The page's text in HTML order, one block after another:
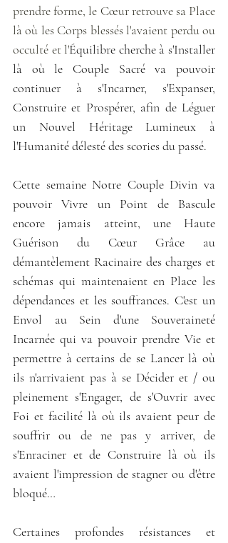
prendre forme, le Cœur retrouve sa Place
là où les Corps blessés l'avaient perdu ou
occulté et l'Équilibre cherche à s'Installer
là où le Couple Sacré va pouvoir
continuer à s'Incarner, s'Expanser,
Construire et Prospérer, afin de Léguer
un Nouvel Héritage Lumineux à
l'Humanité délesté des scories du passé.
Cette semaine Notre Couple Divin va
pouvoir Vivre un Point de Bascule
encore jamais atteint, une Haute
Guérison du Cœur Grâce au
démantèlement Racinaire des charges et
schémas qui maintenaient en Place les
dépendances et les souffrances. C'est un
Envol au Sein d'une Souveraineté
Incarnée qui va pouvoir prendre Vie et
permettre à certains de se Lancer là où
ils n'arrivaient pas à se Décider et / ou
pleinement s'Engager, de s'Ouvrir avec
Foi et facilité là où ils avaient peur de
souffrir ou de ne pas y arriver, de
s'Enraciner et de Construire là où ils
avaient l'impression de stagner ou d'être
bloqué…
Certaines profondes résistances et